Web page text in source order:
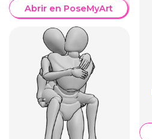
Abrir en PoseMyArt